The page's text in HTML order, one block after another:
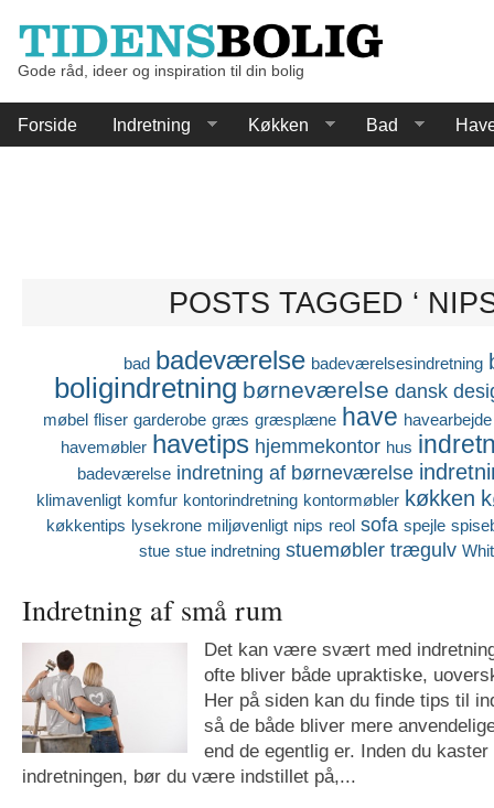
Gode råd, ideer og inspiration til din bolig
Forside Indretning Køkken Bad
POSTS TAGGED ‘
bad badeværelse badeværelsesindretning
boligindretning børneværelse dansk
møbel fliser garderobe græs græsplæne have havearbejde
havemøbler havetips hjemmekontor hus
badeværelse indretning af børneværelse
klimavenligt komfur kontorindretning kontormøbler køkken
køkkentips lysekrone miljøvenligt nips reol sofa spejle
stue stue indretning stuemøbler trægulv
Indretning af små rum
Det kan være svært med
ofte bliver både upraktiske,
Her på siden kan du finde tips til
så de både bliver mere
end de egentlig er. Inden du
indretningen, bør du være indstillet på,...